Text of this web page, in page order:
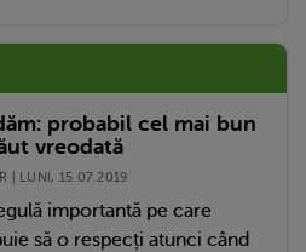
probabil cel mai bun
vreodată
| LUNI, 15.07.2019
importantă pe care
să o respecți atunci când